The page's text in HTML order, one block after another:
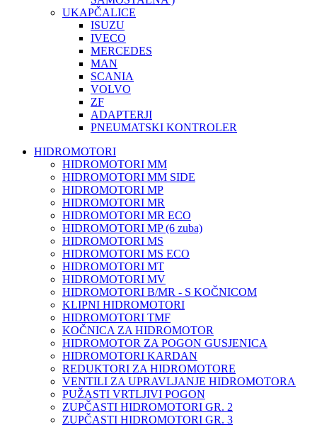
UKAPČALICE
ISUZU
IVECO
MERCEDES
MAN
SCANIA
VOLVO
ZF
ADAPTERJI
PNEUMATSKI KONTROLER
HIDROMOTORI
HIDROMOTORI MM
HIDROMOTORI MM SIDE
HIDROMOTORI MP
HIDROMOTORI MR
HIDROMOTORI MR ECO
HIDROMOTORI MP (6 zuba)
HIDROMOTORI MS
HIDROMOTORI MS ECO
HIDROMOTORI MT
HIDROMOTORI MV
HIDROMOTORI B/MR - S KOČNICOM
KLIPNI HIDROMOTORI
HIDROMOTORI TMF
KOČNICA ZA HIDROMOTOR
HIDROMOTOR ZA POGON GUSJENICA
HIDROMOTORI KARDAN
REDUKTORI ZA HIDROMOTORE
VENTILI ZA UPRAVLJANJE HIDROMOTORA
PUŽASTI VRTLJIVI POGON
ZUPČASTI HIDROMOTORI GR. 2
ZUPČASTI HIDROMOTORI GR. 3